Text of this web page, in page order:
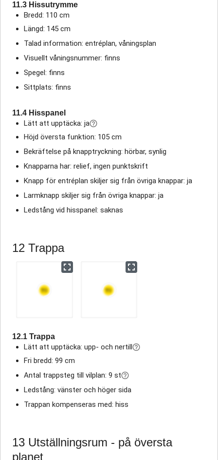
11.3 Hissutrymme
Bredd: 110 cm
Längd: 145 cm
Talad information: entréplan, våningsplan
Visuellt våningsnummer: finns
Spegel: finns
Sittplats: finns
11.4 Hisspanel
Lätt att upptäcka: ja
Höjd översta funktion: 105 cm
Bekräftelse på knapptryckning: hörbar, synlig
Knapparna har: relief, ingen punktskrift
Knapp för entréplan skiljer sig från övriga knappar: ja
Larmknapp skiljer sig från övriga knappar: ja
Ledstång vid hisspanel: saknas
12 Trappa
12.1 Trappa
Lätt att upptäcka: upp- och nertill
Fri bredd: 99 cm
Antal trappsteg till vilplan: 9 st
Ledstång: vänster och höger sida
Trappan kompenseras med: hiss
13 Utställningsrum - på översta
planet